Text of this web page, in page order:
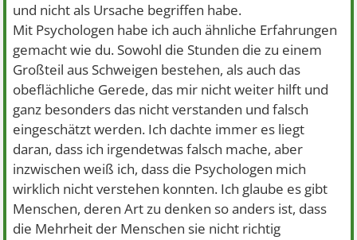
und nicht als Ursache begriffen habe.
Mit Psychologen habe ich auch ähnliche Erfahrungen
gemacht wie du. Sowohl die Stunden die zu einem
Großteil aus Schweigen bestehen, als auch das
obeflächliche Gerede, das mir nicht weiter hilft und
ganz besonders das nicht verstanden und falsch
eingeschätzt werden. Ich dachte immer es liegt
daran, dass ich irgendetwas falsch mache, aber
inzwischen weiß ich, dass die Psychologen mich
wirklich nicht verstehen konnten. Ich glaube es gibt
Menschen, deren Art zu denken so anders ist, dass
die Mehrheit der Menschen sie nicht richtig